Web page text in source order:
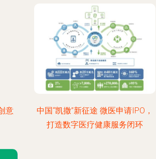
意
中国“凯撒”新征途 微医申请IPO，
打造数字医疗健康服务闭环